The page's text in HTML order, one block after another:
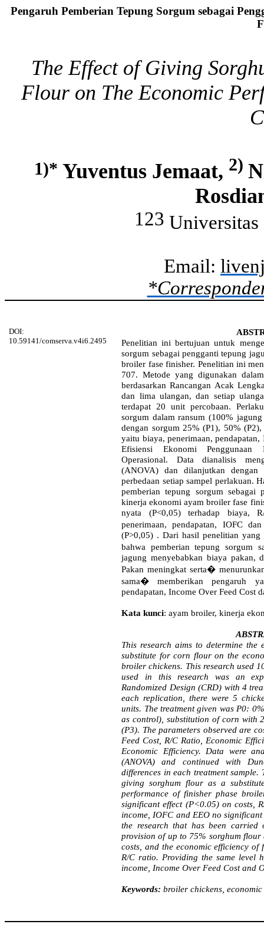
Pengaruh Pemberian Tepung Sorgum sebagai
The Effect of Giving
Flour on The Economic
1)* Yuventus Jemaat, 2)
123Universitas
Email:
DOI:
10.59141/comserva.v4i6.2495
Penelitian ini bertujuan untuk
sorgum sebagai pengganti tepung
broiler fase finisher. Penelitian ini
707. Metode yang digunakan
berdasarkan Rancangan Acak
dan lima ulangan, dan setiap
terdapat 20 unit percobaan.
sorgum dalam ransum (100%
dengan sorgum 25% (P1), 50%
yaitu biaya, penerimaan,
Efisiensi Ekonomi
Operasional. Data dianalisis
(ANOVA) dan dilanjutkan
perbedaan setiap sampel perlakuan.
pemberian tepung sorgum sebagai
kinerja ekonomi ayam broiler fase
nyata (P<0,05) terhadap biaya,
penerimaan, pendapatan, IOFC
(P>0,05) . Dari hasil penelitian
bahwa pemberian tepung sorgum
jagung menyebabkan biaya pakan,
Pakan meningkat serta�
sama�memberikan pengaruh
pendapatan, Income Over Feed Cost
Kata kunci:ayam broiler, kinerja
This research aims to determine
substitute for corn flour on the
broiler chickens. This research used
used in this research was an
Randomized Design (CRD) with 4
each replication, there were 5
units. The treatment given was P0:
as control), substitution of corn with
(P3). The parameters observed are
Feed Cost, R/C Ratio, Economic
Economic Efficiency. Data were
(ANOVA) and continued with
differences in each treatment sample.
giving sorghum flour as a
performance of finisher phase
significant effect (P<0.05) on costs,
income, IOFC and EEO no
the research that has been
provision of up to 75% sorghum flour
costs, and the economic efficiency of
R/C ratio. Providing the same level
income, Income Over Feed Cost and
Keywords: broiler chickens,